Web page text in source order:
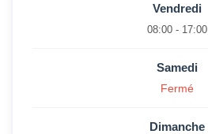
Vendredi
08:00 - 17:00
Samedi
Fermé
Dimanche